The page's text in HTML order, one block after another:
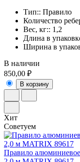
Тип:: Правило
Количество
Вес, кг:: 1,2
Длина в
Ширина в
В наличии
850,00 ₽
В корзину
Хит
Советуем
Правило алюминиевое